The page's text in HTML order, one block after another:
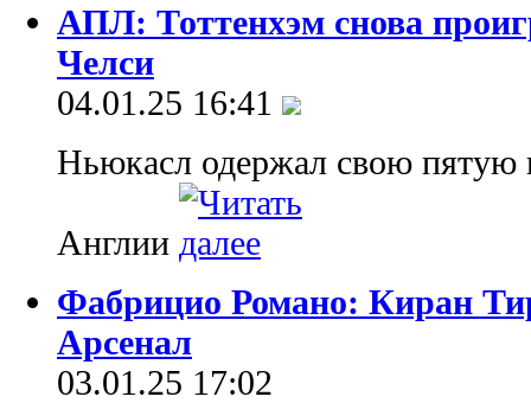
АПЛ: Тоттенхэм снова
Челси
04.01.25 16:41
Ньюкасл одержал свою пятую
Англии
Фабрицио Романо: Киран
Арсенал
03.01.25 17:02